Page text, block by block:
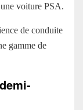
voiture PSA.
de conduite
gamme de